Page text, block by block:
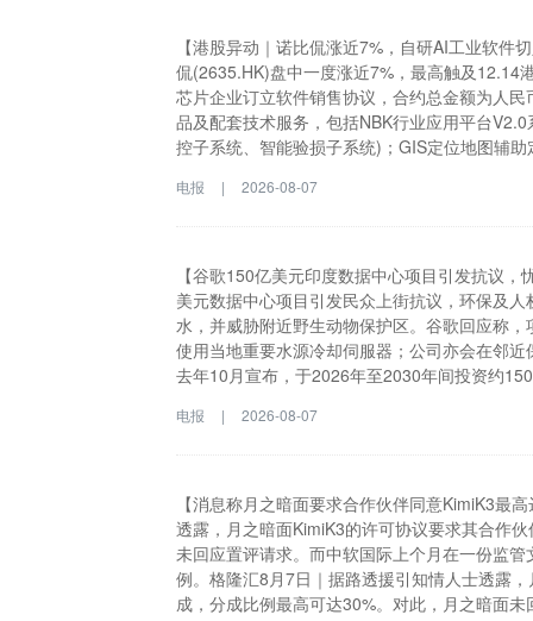
【港股异动｜诺比侃涨近7%，自研AI工业软
侃(2635.HK)盘中一度涨近7%，最高触及12.14
芯片企业订立软件销售协议，合约总金额为人
品及配套技术服务，包括NBK行业应用平台
控子系统、智能验损子系统)；GIS定位地图辅
理、智能巡检、AI运维分析等核心环节的自主
度涨近7%，最高触及12.14港元。消息面上，
售协议，合约总金额为人民币5080万元(含税)
包括NBK行业应用平台V2.0系列软件(含物联监
子系统)；GIS定位地图辅助定位管理系统V1.0
数据分析软件。公司认为，本次与合作方签订
得实质进展，体现了相关产品在AI基础设施场
电报 | 2026-08-07
【谷歌150亿美元印度数据中心项目引发抗议
美元数据中心项目引发民众上街抗议，环保及
水，并威胁附近野生动物保护区。谷歌回应称
使用当地重要水源冷却伺服器；公司亦会在邻
去年10月宣布，于2026年至2030年间投资约
洲，支援印度及海外的云端和人工智能服务。
伺服器；公司亦会在邻近保护区的设施采取隔
2026年至2030年间投资约150亿美元，在维沙
位于印度东岸，谷歌计划在当地建立新的国际
外的云端和人工智能服务。
电报 | 2026-08-07
【消息称月之暗面要求合作伙伴同意KimiK3最
透露，月之暗面KimiK3的许可协议要求其合作
未回应置评请求。而中软国际上个月在一份监
例。格隆汇8月7日｜据路透援引知情人士透露
成，分成比例最高可达30%。对此，月之暗面